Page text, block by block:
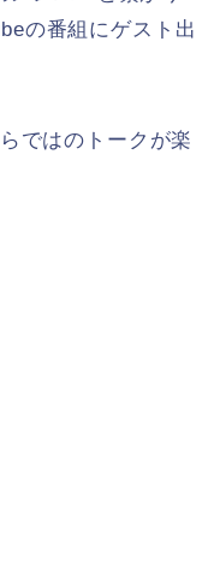
の番組にゲスト出
ではのトークが楽